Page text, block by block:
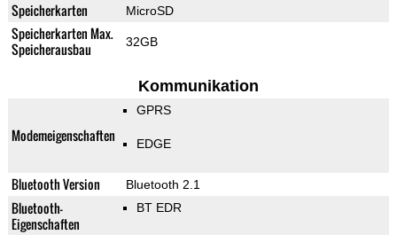
Speicherkarten MicroSD
Speicherkarten Max.
Speicherausbau
32GB
Kommunikation
Modemeigenschaften
GPRS
EDGE
Bluetooth Version Bluetooth 2.1
Bluetooth-
Eigenschaften
BT EDR